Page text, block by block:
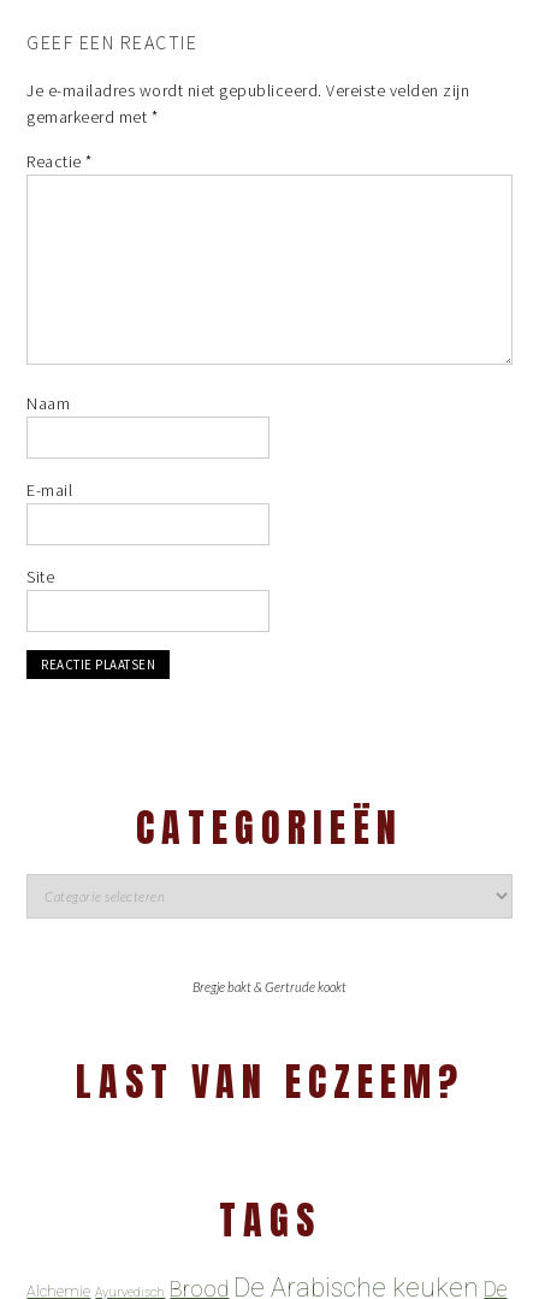
GEEF EEN REACTIE
Je e-mailadres wordt niet gepubliceerd. Vereiste velden zijn
gemarkeerd met *
Reactie*
Naam
E-mail
Site
CATEGORIEËN
Bregje bakt & Gertrude kookt
LAST VAN ECZEEM?
TAGS
Alchemie Ayurvedisch Brood De Arabische keuken De